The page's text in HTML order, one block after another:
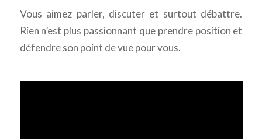
Vous aimez parler, discuter et surtout débattre.
Rien n’est plus passionnant que prendre position et
défendre son point de vue pour vous.